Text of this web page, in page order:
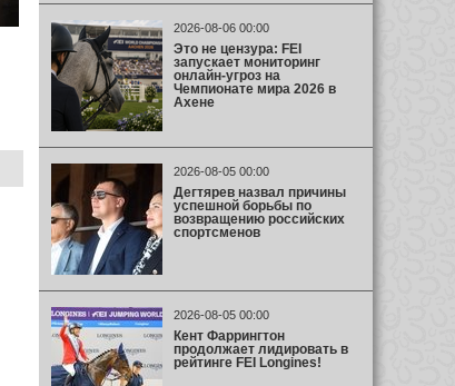
2026-08-06 00:00
Это не цензура: FEI
запускает мониторинг
онлайн-угроз на
Чемпионате мира 2026 в
Ахене
2026-08-05 00:00
Дегтярев назвал причины
успешной борьбы по
возвращению российских
спортсменов
2026-08-05 00:00
Кент Фаррингтон
продолжает лидировать в
рейтинге FEI Longines!